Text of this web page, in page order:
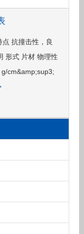
抗撞击性，良
形式 片材 物理性
cm&amp;sup3;